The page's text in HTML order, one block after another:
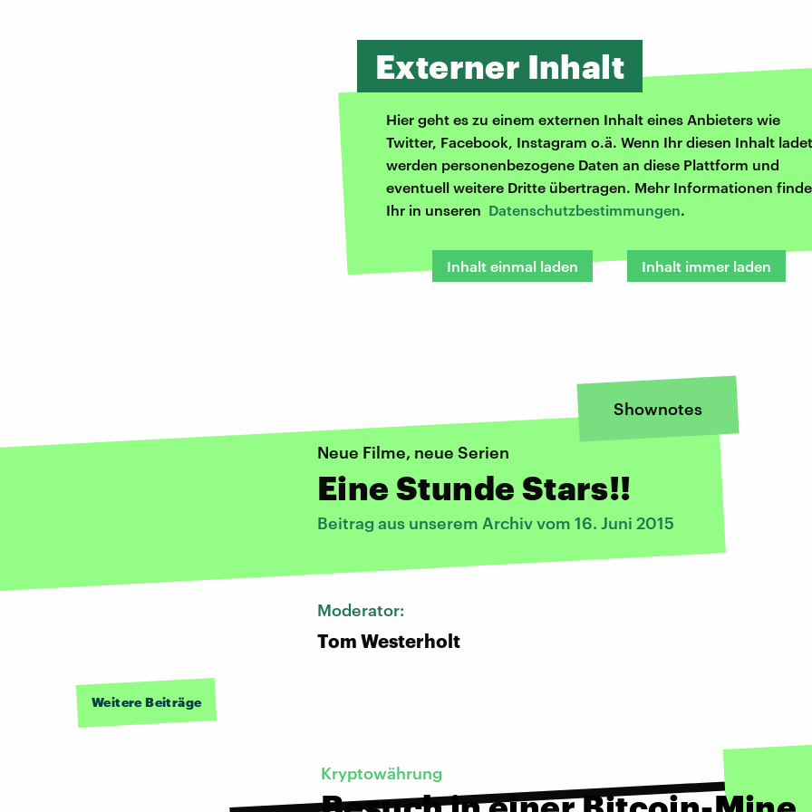
Externer Inhalt
Hier geht es zu einem externen Inhalt eines Anbieters wie
Twitter, Facebook, Instagram o.ä. Wenn Ihr diesen Inhalt
werden personenbezogene Daten an diese Plattform und
eventuell weitere Dritte übertragen. Mehr Informationen
Ihr in unseren Datenschutzbestimmungen.
Inhalt einmal laden Inhalt immer laden
Shownotes
Neue Filme, neue Serien
Eine Stunde Stars!!
Beitrag aus unserem Archiv vom 16. Juni 2015
Moderator:
Tom Westerholt
Weitere Beiträge
Kryptowährung